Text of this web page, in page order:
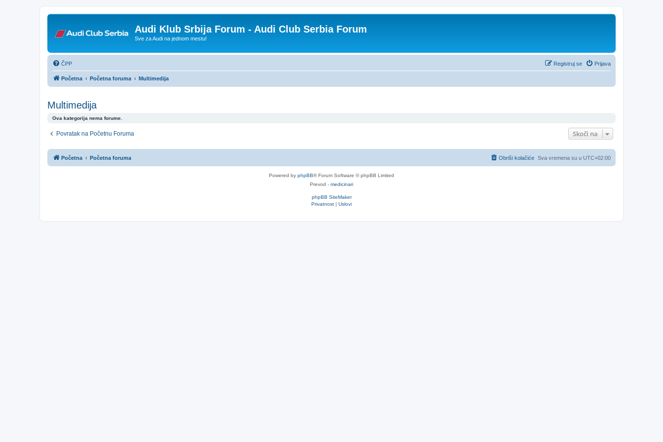
Audi Klub Srbija Forum - Audi Club Serbia Forum
Sve za Audi na jednom mestu!
ČPP Prijava
Registruj se
Početna Početna foruma Multimedija
Multimedija
Ova kategorija nema forume.
Povratak na Početnu Foruma Skoči na
Početna Početna foruma Sva vremena su u UTC+02:00
Obriši kolačiće
Powered by phpBB® Forum Software © phpBB Limited
Prevod - medicinari
phpBB SiteMaker
Privatnost | Uslovi